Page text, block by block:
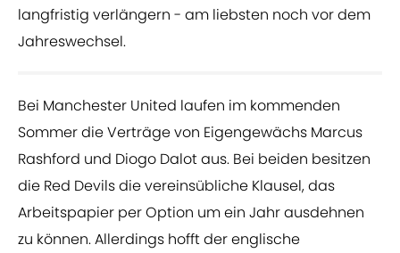
langfristig verlängern - am liebsten noch vor dem
Jahreswechsel.
Bei Manchester United laufen im kommenden
Sommer die Verträge von Eigengewächs Marcus
Rashford und Diogo Dalot aus. Bei beiden besitzen
die Red Devils die vereinsübliche Klausel, das
Arbeitspapier per Option um ein Jahr ausdehnen
zu können. Allerdings hofft der englische